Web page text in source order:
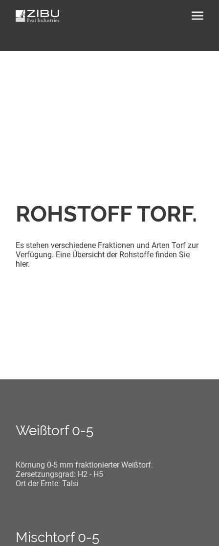
ROHSTOFF TORF.
Es stehen verschiedene Fraktionen und Arten Torf zur
Verfügung. Eine Übersicht der Rohstoffe finden Sie
hier.
Weißtorf 0-5
Körnung 0-5 mm fraktionierter Weißtorf.
Zersetzungsgrad: H2 - H5
Ort der Ernte: Talsi
Mischtorf 0-5